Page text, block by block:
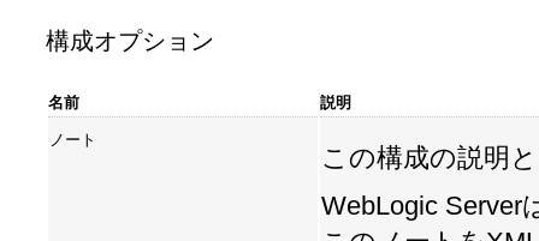
構成オプション
名前 説明
ノート
この構成の説明
WebLogic Server